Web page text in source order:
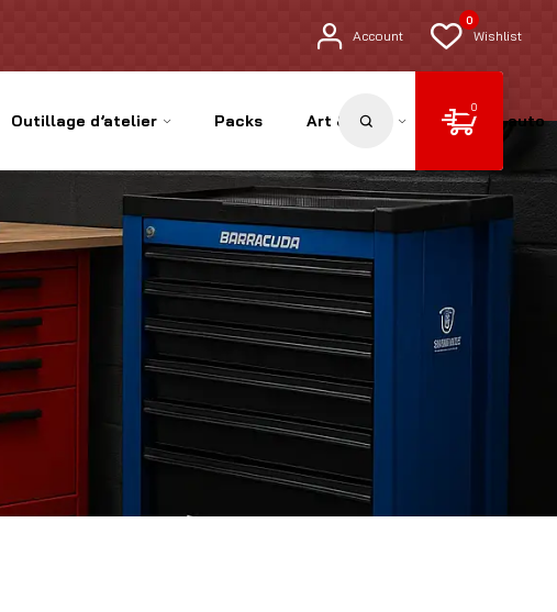
Account
0
Wishlist
Outillage d’atelier Packs Art & Déco Pièces auto
0